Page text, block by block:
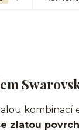
kombinací
zlatou